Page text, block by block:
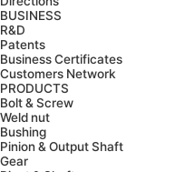
BUSINESS
R&D
Patents
Business Certificates
Customers Network
PRODUCTS
Bolt & Screw
Weld nut
Bushing
Pinion & Output Shaft
Gear